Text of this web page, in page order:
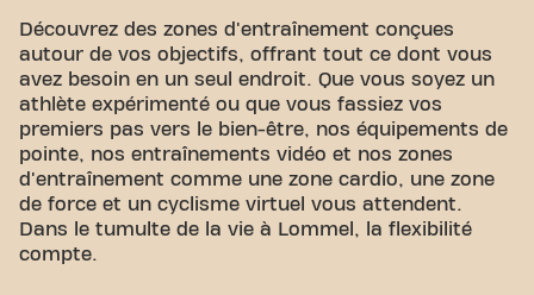
Découvrez des zones d'entraînement conçues
autour de vos objectifs, offrant tout ce dont vous
avez besoin en un seul endroit. Que vous soyez un
athlète expérimenté ou que vous fassiez vos
premiers pas vers le bien-être, nos équipements de
pointe, nos entraînements vidéo et nos zones
d'entraînement comme une zone cardio, une zone
de force et un cyclisme virtuel vous attendent.
Dans le tumulte de la vie à Lommel, la flexibilité
compte.